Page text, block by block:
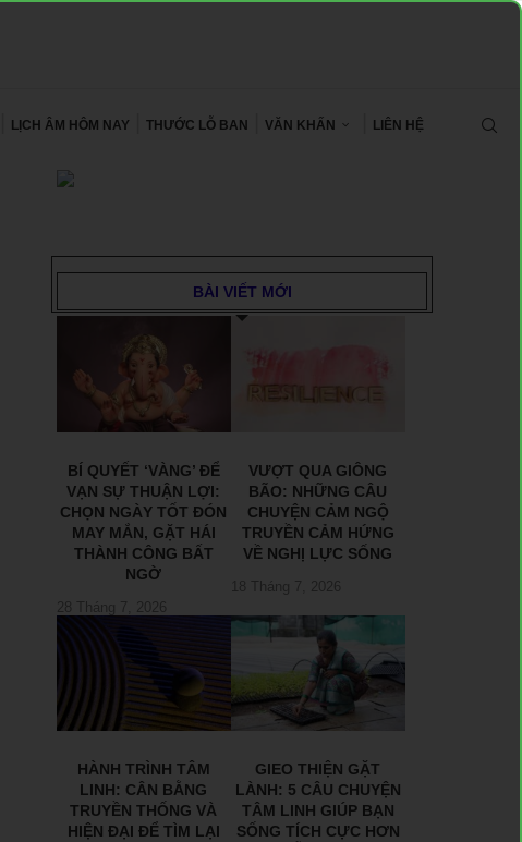
LỊCH ÂM HÔM NAY THƯỚC LỖ BAN VĂN KHẤN LIÊN HỆ
BÀI VIẾT MỚI
BÍ QUYẾT ‘VÀNG’ ĐỂ
VẠN SỰ THUẬN LỢI:
CHỌN NGÀY TỐT ĐÓN
MAY MẮN, GẶT HÁI
THÀNH CÔNG BẤT
NGỜ
28 Tháng 7, 2026
VƯỢT QUA GIÔNG
BÃO: NHỮNG CÂU
CHUYỆN CẢM NGỘ
TRUYỀN CẢM HỨNG
VỀ NGHỊ LỰC SỐNG
18 Tháng 7, 2026
HÀNH TRÌNH TÂM
LINH: CÂN BẰNG
TRUYỀN THỐNG VÀ
HIỆN ĐẠI ĐỂ TÌM LẠI
GIEO THIỆN GẶT
LÀNH: 5 CÂU CHUYỆN
TÂM LINH GIÚP BẠN
SỐNG TÍCH CỰC HƠN